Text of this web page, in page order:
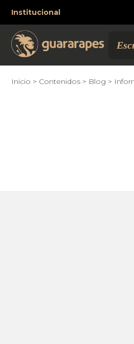
Institucional
Inicio Contenidos Blog